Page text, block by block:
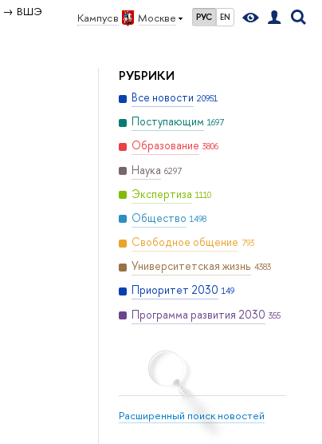
Кампус в Москве РУС EN
ВШЭ
РУБРИКИ
Все новости 20951
Поступающим 1697
Образование 3806
Наука 6297
Экспертиза 1110
Общество 1498
Свободное общение 793
Университетская жизнь 4383
Приоритет 2030 149
Программа развития 2030 355
Расширенный поиск новостей